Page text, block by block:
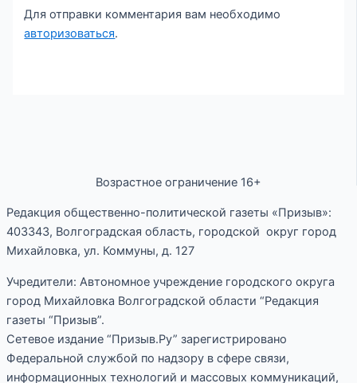
Для отправки комментария вам необходимо
авторизоваться.
Возрастное ограничение 16+
Редакция общественно-политической газеты «Призыв»:
403343, Волгоградская область, городской округ город
Михайловка, ул. Коммуны, д. 127
Учредители: Автономное учреждение городского округа
город Михайловка Волгоградской области “Редакция
газеты “Призыв”.
Сетевое издание “Призыв.Ру” зарегистрировано
Федеральной службой по надзору в сфере связи,
информационных технологий и массовых коммуникаций,